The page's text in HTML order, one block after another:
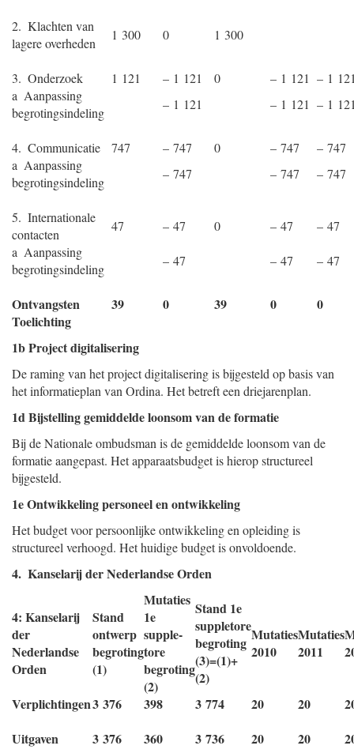
2. Klachten van
lagere overheden
1 300 0 1 300
3. Onderzoek 1 121 – 1 121 0 – 1 121 – 1
a Aanpassing
begrotingsindeling
– 1 121 – 1 121 – 1
4. Communicatie 747 – 747 0 – 747
– 747
a Aanpassing
begrotingsindeling
– 747 – 747 – 747
5. Internationale
contacten
47 – 47 0 – 47
– 47
a Aanpassing
begrotingsindeling
– 47 – 47 – 47
Ontvangsten 39 0 39 0
0
Toelichting
1b Project digitalisering
De raming van het project digitalisering is bijgesteld op basis van
het informatieplan van Ordina. Het betreft een driejarenplan.
1d Bijstelling gemiddelde loonsom van de formatie
Bij de Nationale ombudsman is de gemiddelde loonsom van de
formatie aangepast. Het apparaatsbudget is hierop structureel
bijgesteld.
1e Ontwikkeling personeel en ontwikkeling
Het budget voor persoonlijke ontwikkeling en opleiding is
structureel verhoogd. Het huidige budget is onvoldoende.
4. Kanselarij der Nederlandse Orden
4: Kanselarij
der
Nederlandse
Orden
Stand
ontwerp
begroting
(1)
Mutaties
1e
supple-
tore
begroting
(2)
Stand 1e
suppletore
begroting
(3)=(1)+
(2)
Mutaties
2010
Mutaties
2011
Verplichtingen3 376 398 3 774 20 20
Uitgaven
3 376 360 3 736 20 20